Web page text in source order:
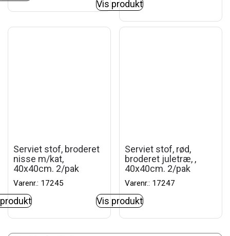
Vis produkt
Serviet stof, broderet
nisse m/kat,
40x40cm. 2/pak
Varenr.: 17245
Serviet stof, rød,
broderet juletræ, ,
40x40cm. 2/pak
Varenr.: 17247
Vis produkt